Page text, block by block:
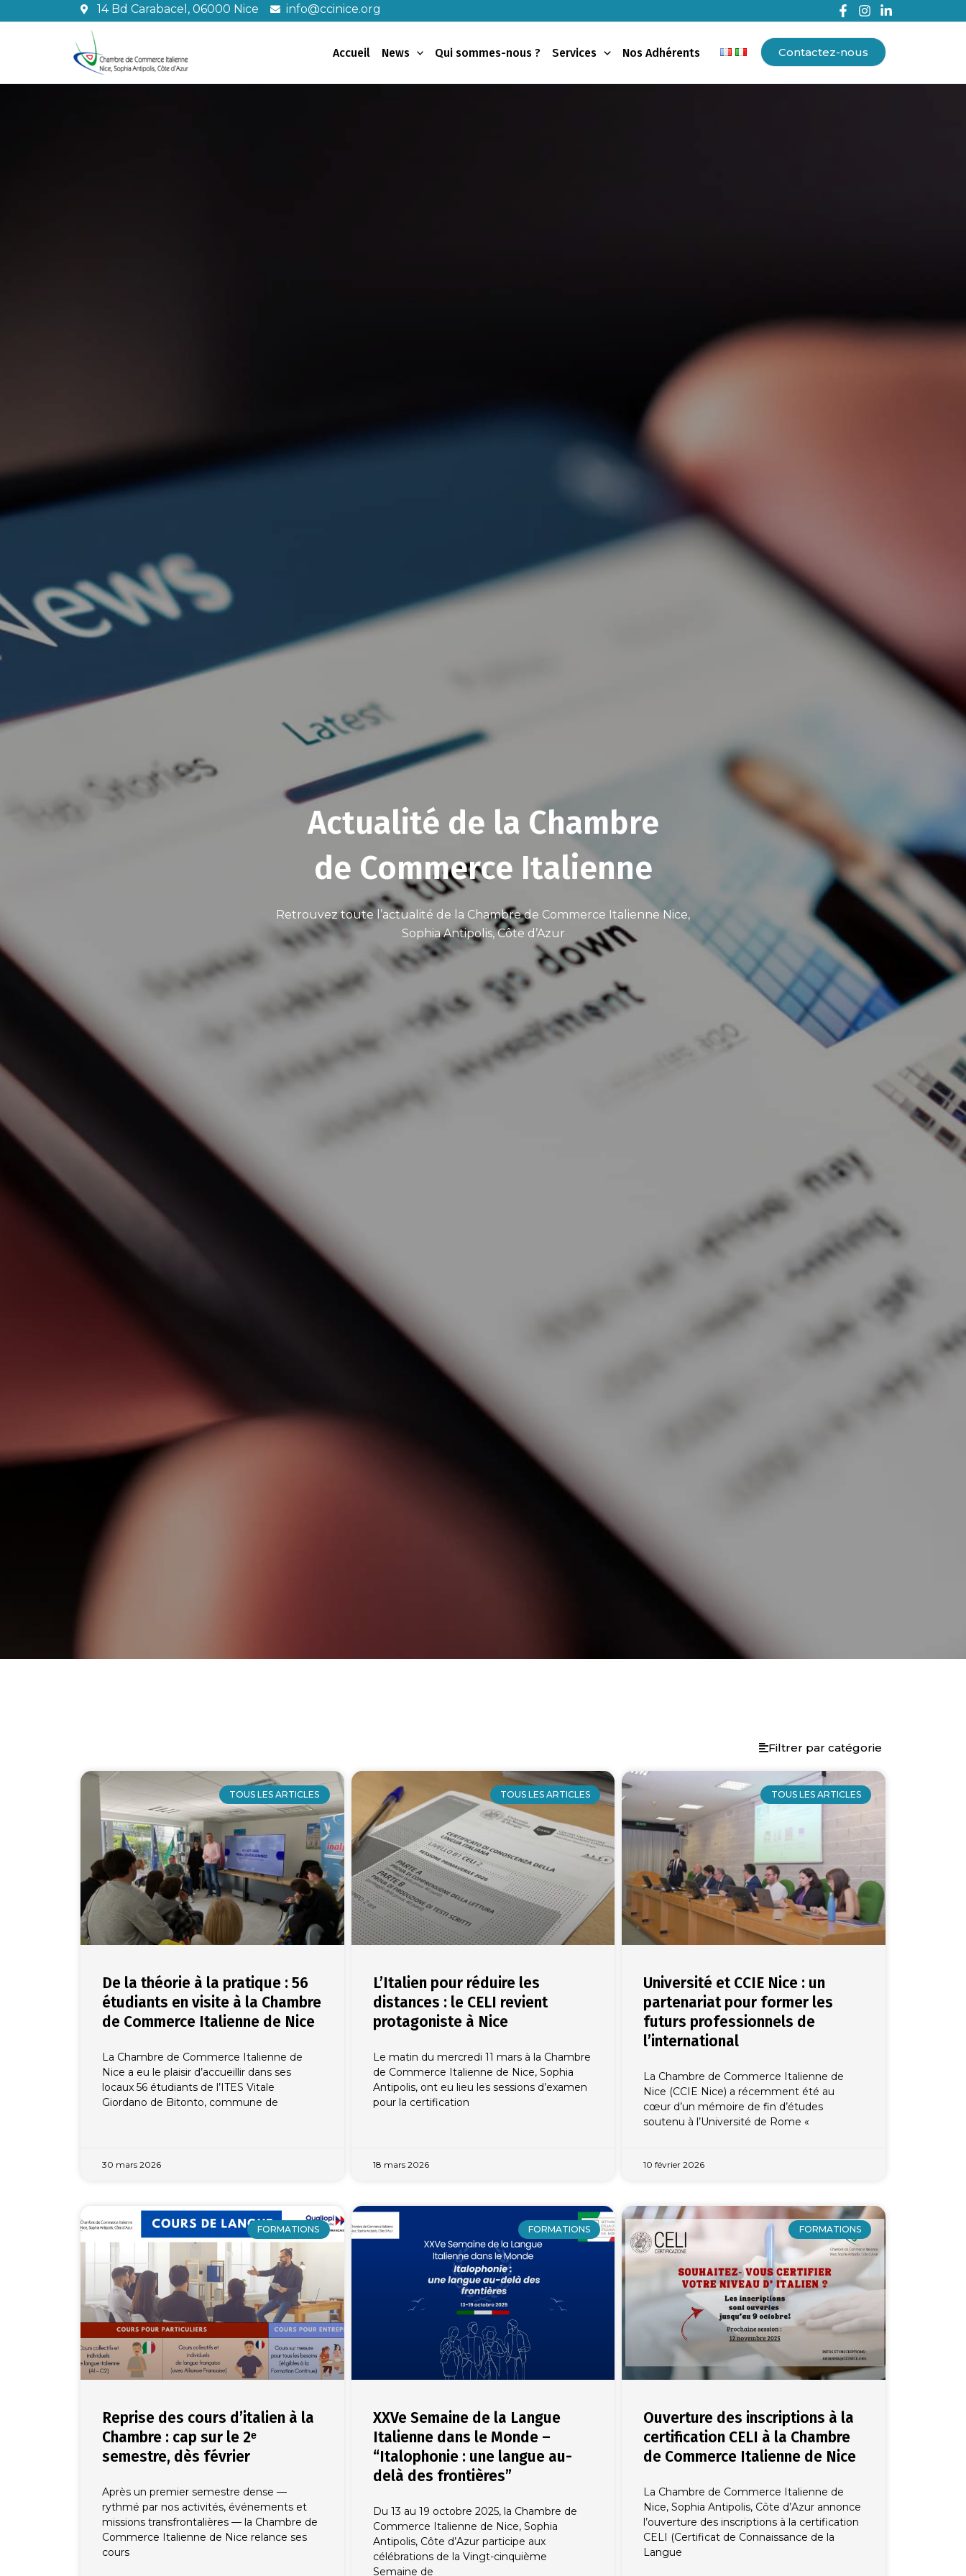
14 Bd Carabacel, 06000 Nice info@ccinice.org
Accueil News Qui sommes-nous ? Services Nos Adhérents Contactez-nous
Actualité de la Chambre
de Commerce Italienne
Retrouvez toute l’actualité de la Chambre de Commerce Italienne Nice,
Sophia Antipolis, Côte d’Azur
Filtrer par catégorie
TOUS LES ARTICLES
De la théorie à la pratique : 56
étudiants en visite à la Chambre
de Commerce Italienne de Nice
La Chambre de Commerce Italienne de
Nice a eu le plaisir d’accueillir dans ses
locaux 56 étudiants de l’ITES Vitale
Giordano de Bitonto, commune de
30 mars 2026
TOUS LES ARTICLES
L’Italien pour réduire les
distances : le CELI revient
protagoniste à Nice
Le matin du mercredi 11 mars à la Chambre
de Commerce Italienne de Nice, Sophia
Antipolis, ont eu lieu les sessions d’examen
pour la certification
18 mars 2026
TOUS LES ARTICLES
Université et CCIE Nice : un
partenariat pour former les
futurs professionnels de
l’international
La Chambre de Commerce Italienne de
Nice (CCIE Nice) a récemment été au
cœur d’un mémoire de fin d’études
soutenu à l’Université de Rome «
10 février 2026
FORMATIONS
Reprise des cours d’italien à la
Chambre : cap sur le 2ᵉ
semestre, dès février
Après un premier semestre dense —
rythmé par nos activités, événements et
missions transfrontalières — la Chambre de
Commerce Italienne de Nice relance ses
cours
FORMATIONS
XXVe Semaine de la Langue
Italienne dans le Monde –
“Italophonie : une langue au-
delà des frontières”
Du 13 au 19 octobre 2025, la Chambre de
Commerce Italienne de Nice, Sophia
Antipolis, Côte d’Azur participe aux
célébrations de la Vingt-cinquième
Semaine de
FORMATIONS
Ouverture des inscriptions à la
certification CELI à la Chambre
de Commerce Italienne de Nice
La Chambre de Commerce Italienne de
Nice, Sophia Antipolis, Côte d’Azur annonce
l’ouverture des inscriptions à la certification
CELI (Certificat de Connaissance de la
Langue